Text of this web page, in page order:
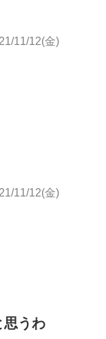
11/12(金)
11/12(金)
思うわ